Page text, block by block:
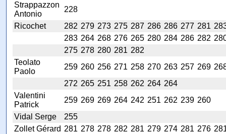
Strappazzon
Antonio
228
Ricochet
282 279 273 275 287 286 286 277 281
283 264 268 276 265 280 284 286 282
275 278 280 281 282
Teolato
Paolo
259 260 256 271 258 270 263 257 269
272 265 251 258 262 264 264
Valentini
Patrick
259 269 269 264 242 251 262 239 260
Vidal Serge
255
Zollet Gérard 281 278 278 282 281 279 274 281 276